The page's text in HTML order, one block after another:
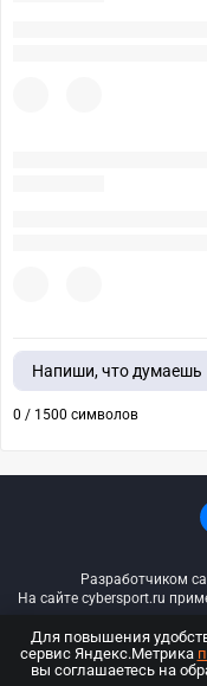
Напиши, что думаешь
0 / 1500 символов
Разработчиком
На сайте cybersport.ru
© ООО
Для повышения
сервис Яндекс.Метрика
вы соглашаетесь на